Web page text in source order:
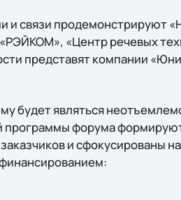
и связи продемонстрируют
«Центр речевых
представят компании
будет являться
программы форума
и сфокусированы